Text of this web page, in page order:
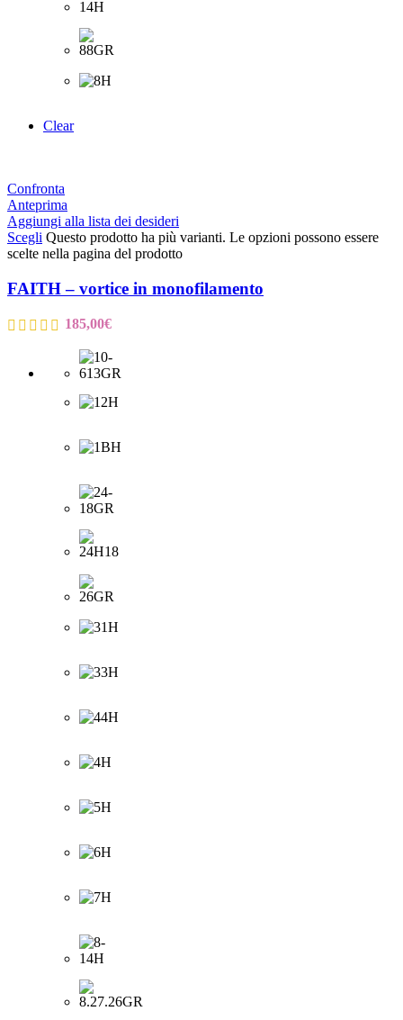
Clear
Confronta
Anteprima
Aggiungi alla lista dei desideri
Scegli Questo prodotto ha più varianti. Le opzioni possono essere
scelte nella pagina del prodotto
FAITH – vortice in monofilamento
185,00€